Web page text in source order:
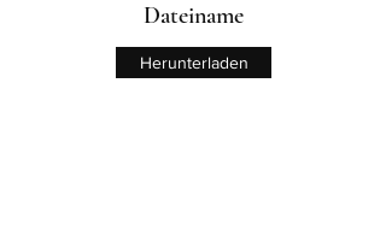
Dateiname
Herunterladen